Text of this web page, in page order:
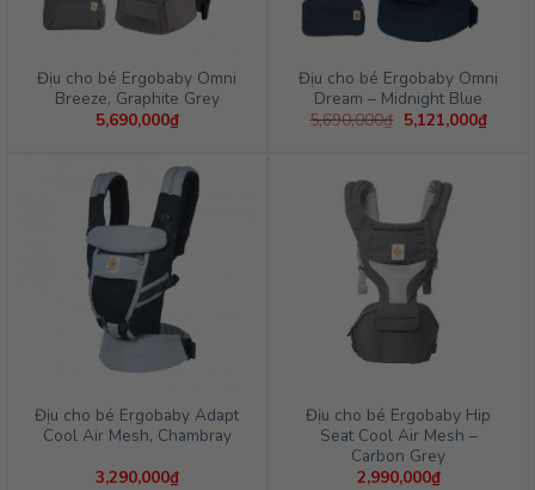
Địu cho bé Ergobaby Omni
Breeze, Graphite Grey
5,690,000₫
Địu cho bé Ergobaby Omni
Dream – Midnight Blue
5,690,000₫ Giá
gốc
5,121,000₫Giá
hiện
Địu cho bé Ergobaby Adapt
Cool Air Mesh, Chambray
3,290,000₫
Địu cho bé Ergobaby Hip
Seat Cool Air Mesh –
Carbon Grey
2,990,000₫